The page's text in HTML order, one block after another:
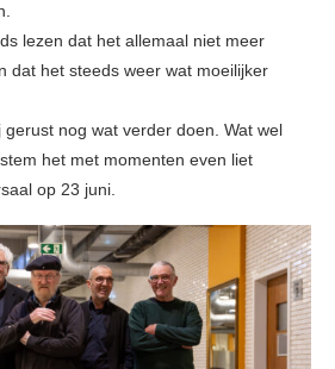
lezen dat het allemaal niet meer
dat het steeds weer wat moeilijker
nog wat verder doen. Wat wel
het met momenten even liet
op 23 juni.